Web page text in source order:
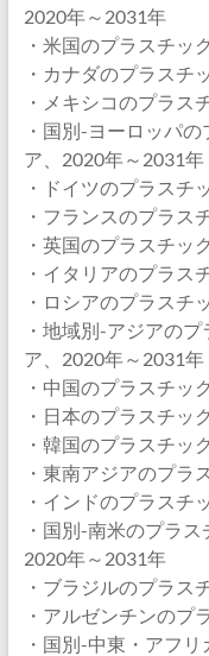
2020年～2031年
・米国のプラスチッ
・カナダのプラスチ
・メキシコのプラス
・国別-ヨーロッパ
ア、2020年～2031年
・ドイツのプラスチ
・フランスのプラス
・英国のプラスチッ
・イタリアのプラス
・ロシアのプラスチ
・地域別-アジアの
ア、2020年～2031年
・中国のプラスチッ
・日本のプラスチッ
・韓国のプラスチッ
・東南アジアのプラ
・インドのプラスチ
・国別-南米のプラ
2020年～2031年
・ブラジルのプラス
・アルゼンチンのプ
・国別-中東・アフ